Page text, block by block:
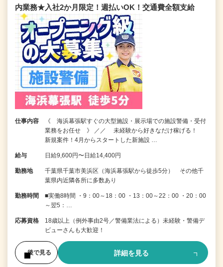
内業務★入社2か月限定！週払いOK！交通費全額支給
仕事内容
《 海浜幕張駅すぐの大型施設・展示場での施設警備・受付
業務をお任せ 》 ／／ 未経験から好きなだけ稼げる！
新規案件！4月からスタートした新施設 …
給与 日給9,600円〜日給14,400円
勤務地
千葉県千葉市美浜区（海浜幕張駅から徒歩5分） その他千
葉県内近隣各所に多数あり
勤務時間
■実働8時間 ・9：00～18：00 ・13：00～22：00 ・20：00
～翌5：…
応募資格
18歳以上（例外事由2号／警備業法による）未経験・警備デ
ビューさんも大歓迎！
後で見る 詳細を見る